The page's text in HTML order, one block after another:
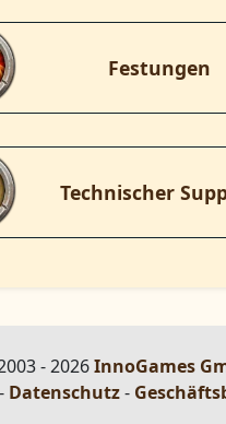
Festungen
Technischer
- 2026InnoGames
- Datenschutz-